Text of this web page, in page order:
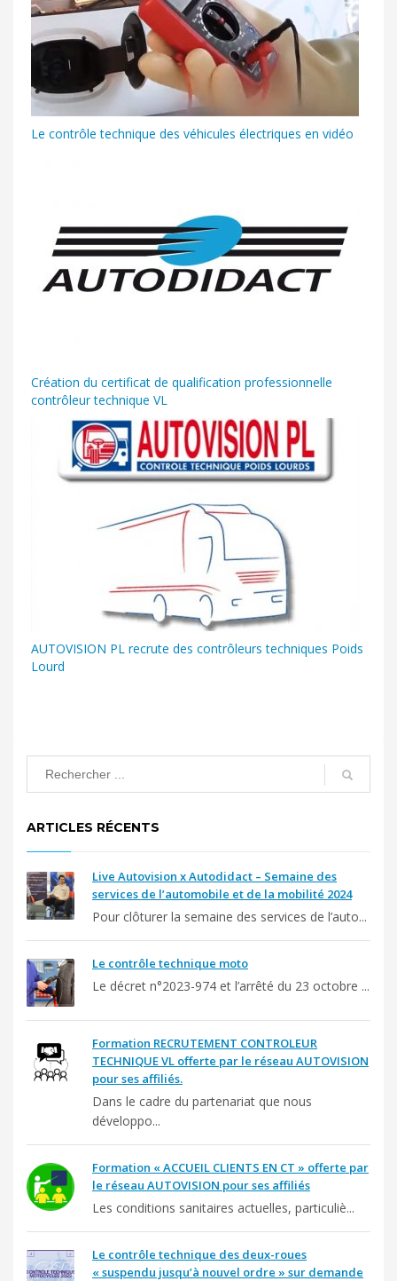
Le contrôle technique des véhicules électriques en vidéo
Création du certificat de qualification professionnelle
contrôleur technique VL
AUTOVISION PL recrute des contrôleurs techniques Poids
Lourd
ARTICLES RÉCENTS
Live Autovision x Autodidact – Semaine des
services de l’automobile et de la mobilité 2024
Pour clôturer la semaine des services de l’auto...
Le contrôle technique moto
Le décret n°2023-974 et l’arrêté du 23 octobre ...
Formation RECRUTEMENT CONTROLEUR
TECHNIQUE VL offerte par le réseau AUTOVISION
pour ses affiliés.
Dans le cadre du partenariat que nous
développo...
Formation « ACCUEIL CLIENTS EN CT » offerte par
le réseau AUTOVISION pour ses affiliés
Les conditions sanitaires actuelles, particuliè...
Le contrôle technique des deux-roues
« suspendu jusqu’à nouvel ordre » sur demande